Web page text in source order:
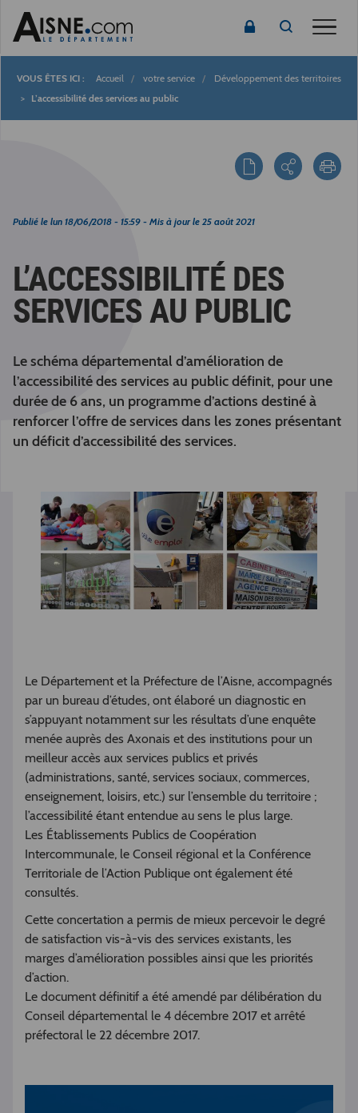
Fil
Accueil votre service
Développement des territoires
L’accessibilité des services au public
Publié le lun 18/06/2018 - 15:59 - Mis à jour le 25 août 2021
L’ACCESSIBILITÉ DES
SERVICES AU PUBLIC
Le schéma départemental d’amélioration de
l’accessibilité des services au public définit, pour une
durée de 6 ans, un programme d’actions destiné à
renforcer l’offre de services dans les zones présentant
un déficit d’accessibilité des services.
Le Département et la Préfecture de l’Aisne, accompagnés
par un bureau d’études, ont élaboré un diagnostic en
s’appuyant notamment sur les résultats d’une enquête
menée auprès des Axonais et des institutions pour un
meilleur accès aux services publics et privés
(administrations, santé, services sociaux, commerces,
enseignement, loisirs, etc.) sur l’ensemble du territoire ;
l’accessibilité étant entendue au sens le plus large.
Les Établissements Publics de Coopération
Intercommunale, le Conseil régional et la Conférence
Territoriale de l’Action Publique ont également été
consultés.
Cette concertation a permis de mieux percevoir le degré
de satisfaction vis-à-vis des services existants, les
marges d’amélioration possibles ainsi que les priorités
d’action.
Le document définitif a été amendé par délibération du
Conseil départemental le 4 décembre 2017 et arrêté
préfectoral le 22 décembre 2017.